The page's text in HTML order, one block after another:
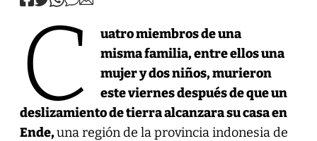
C
uatro miembros de una
misma familia, entre ellos una
mujer y dos niños, murieron
este viernes después de que un
deslizamiento de tierra alcanzara su casa en
Ende,una región de la provincia indonesia de